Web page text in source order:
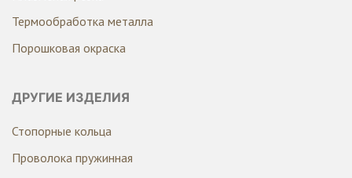
Термообработка металла
Порошковая окраска
ДРУГИЕ ИЗДЕЛИЯ
Стопорные кольца
Проволока пружинная